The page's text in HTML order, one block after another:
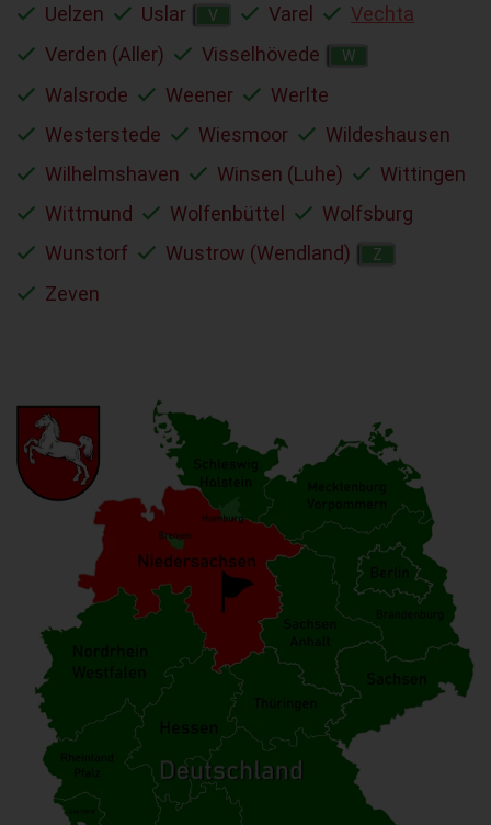
Uelzen Uslar V Varel
Vechta
Verden (Aller)
Visselhövede W
Walsrode Weener
Werlte
Westerstede
Wiesmoor
Wildeshausen
Wilhelmshaven
Winsen (Luhe)
Wittingen
Wittmund
Wolfenbüttel
Wolfsburg
Wunstorf
Wustrow (Wendland) Z
Zeven